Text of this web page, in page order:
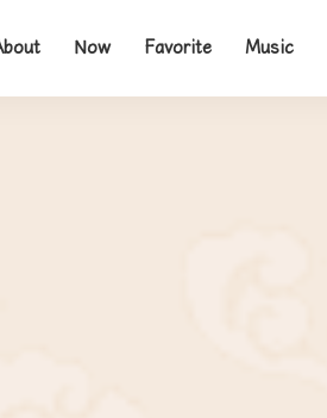
Now Favorite Music